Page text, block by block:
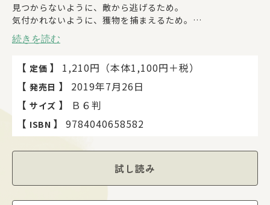
見つからないように、敵から逃げるため。
気付かれないように、獲物を捕まえるため。
いきものさんによって、その理由はいろいろ！
たくさん見つけて、今日から君もいきもの探偵になろう！
■ いきものさんたちからの挑戦状!? ■
暮らしている場所の中にまぎれたり、
べつのいきもののフリをして
続きを読む
【 定価 】
1,210円（本体1,100円＋税）
【 発売日 】
2019年7月26日
【 サイズ 】
Ｂ６判
【 ISBN 】 9784040658582
試し読み